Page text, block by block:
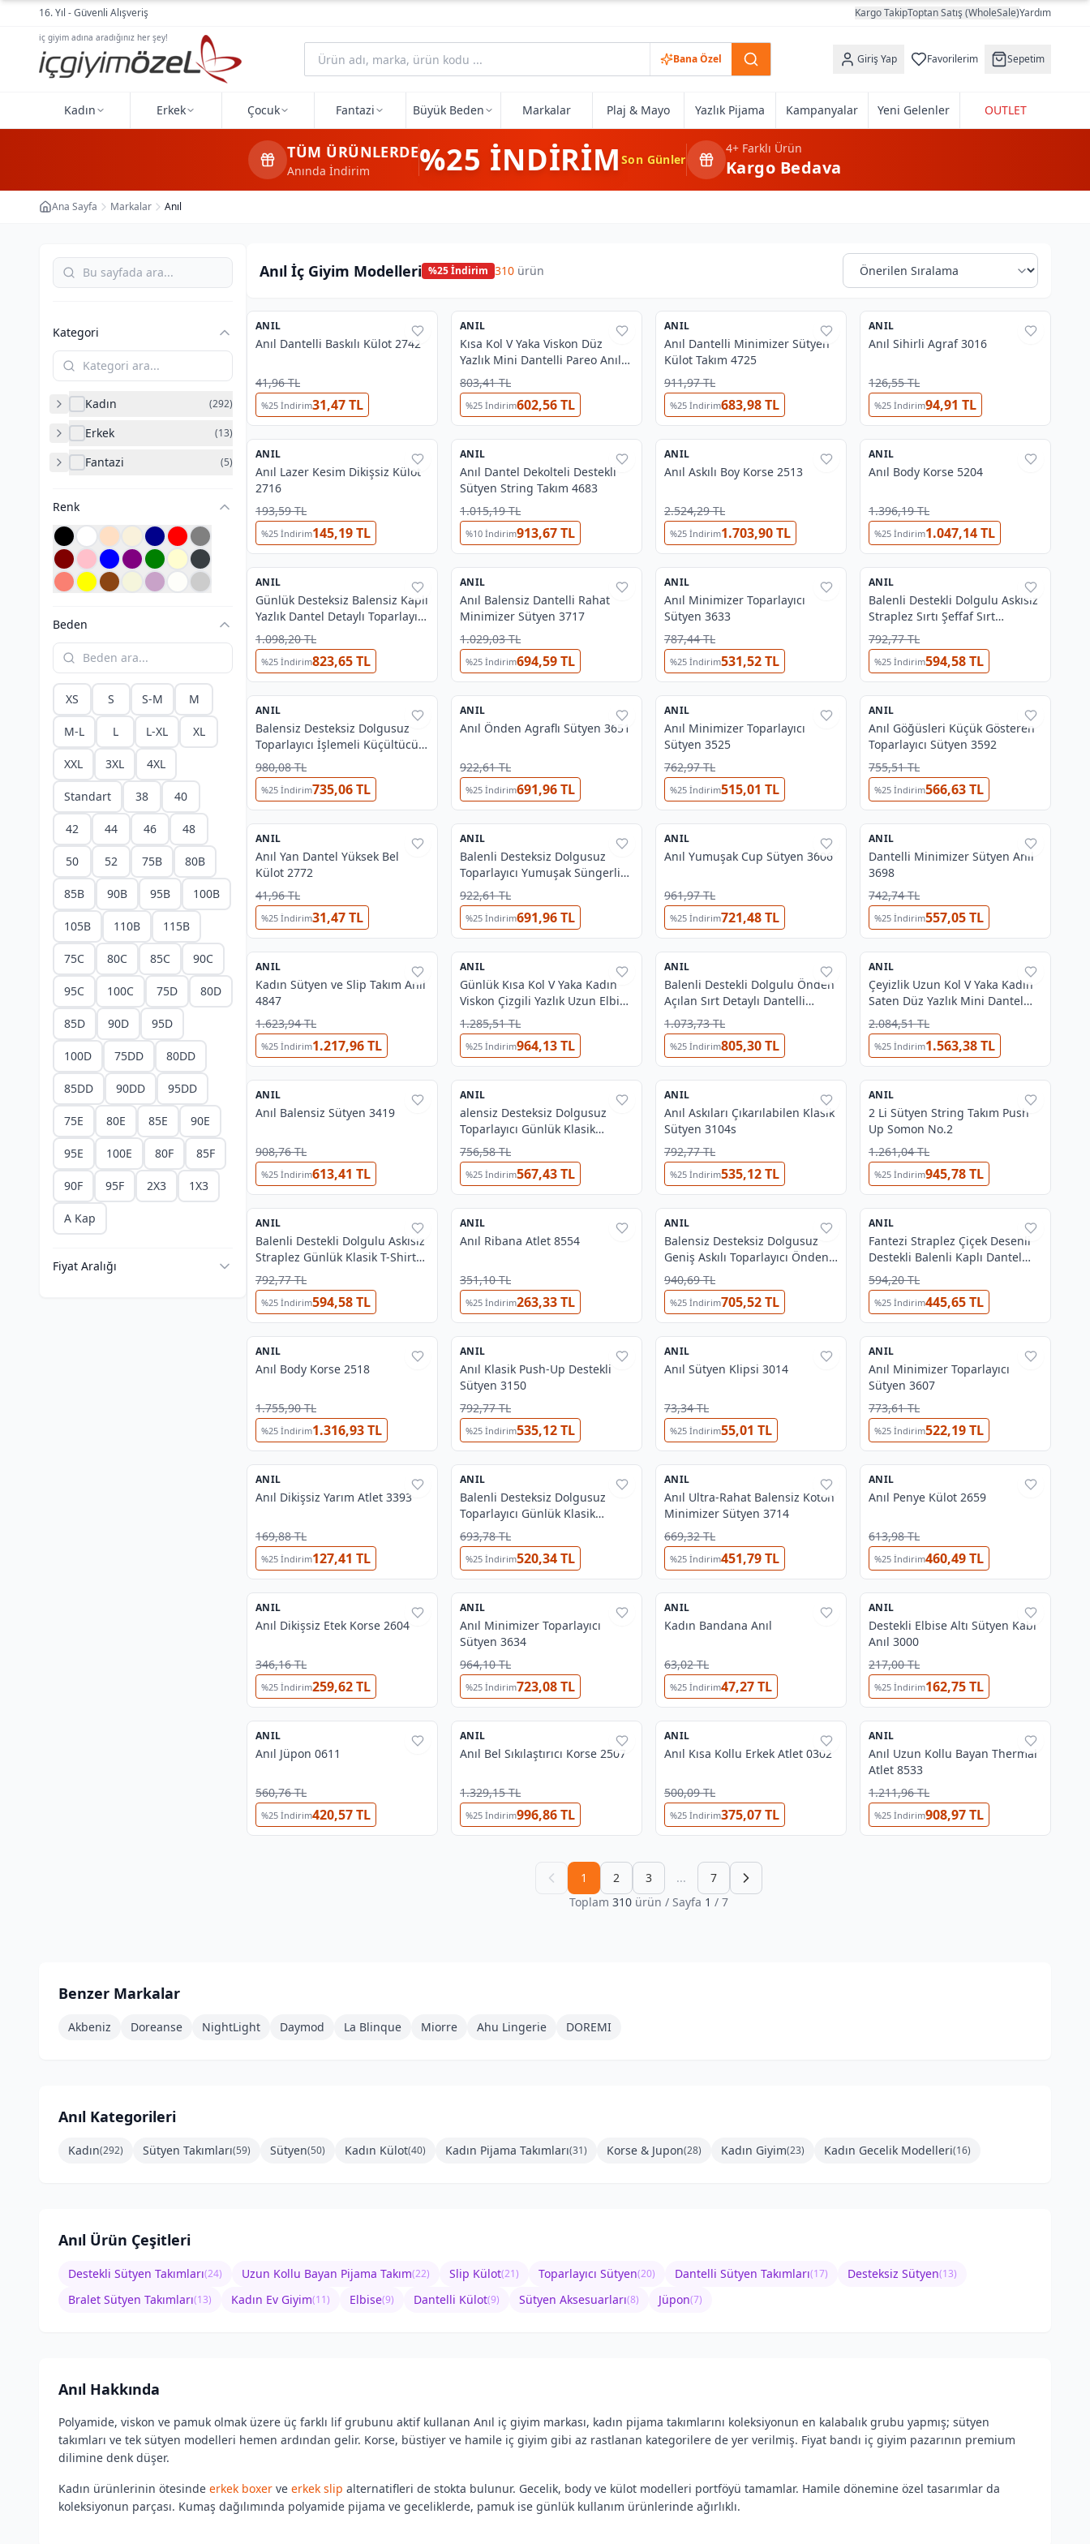
Ana içeriğe geç16. Yıl - Güvenli Alışveriş Kargo TakipToptan Satış (WholeSale)Yardım
iç giyim adına aradığınız her şey!
Bana Özel Giriş Yap Favorilerim Sepetim
Kadın Erkek Çocuk Fantazi Büyük Beden Markalar Plaj & Mayo Yazlık Pijama Kampanyalar Yeni Gelenler OUTLET
TÜM ÜRÜNLERDE
Anında İndirim %25 İNDİRİMSon Günler
4+Farklı Ürün
Kargo Bedava
Ana Sayfa Markalar Anıl
Kategori
Kadın (292)
Erkek (13)
Fantazi (5)
Renk
Beden
XS S S-M M
M-L L L-XL XL
XXL 3XL 4XL
Standart 38 40
42 44 46 48
50 52 75B 80B
85B 90B 95B 100B
105B 110B 115B
75C 80C 85C 90C
95C 100C 75D 80D
85D 90D 95D
100D 75DD 80DD
85DD 90DD 95DD
75E 80E 85E 90E
95E 100E 80F 85F
90F 95F 2X3 1X3
A Kap
Fiyat Aralığı
Anıl İç Giyim Modelleri %25İndirim 310 ürün
Sıralama
Ürün Listesi
%38
ANIL
Anıl Dantelli Baskılı Külot 2742
41,96 TL
%25 İndirim31,47 TL
%38
ANIL
Kısa Kol V Yaka Viskon Düz
Yazlık Mini Dantelli Pareo Anıl
5760
803,41 TL
%25 İndirim602,56 TL
%38
ANIL
Anıl Dantelli Minimizer Sütyen
Külot Takım 4725
911,97 TL
%25 İndirim683,98 TL
%38
ANIL
Anıl Sihirli Agraf 3016
126,55 TL
%25 İndirim94,91 TL
%38
3
ANIL
Anıl Lazer Kesim Dikişsiz Külot
2716
193,59 TL
%25 İndirim145,19 TL
%26
⚡Flash
3
ANIL
Anıl Dantel Dekolteli Destekli
Sütyen String Takım 4683
1.015,19 TL
%10 İndirim913,67 TL
%44
OUTLET
2
ANIL
Anıl Askılı Boy Korse 2513
2.524,29 TL
%25 İndirim1.703,90 TL
%38
3
ANIL
Anıl Body Korse 5204
1.396,19 TL
%25 İndirim1.047,14 TL
%38
2
ANIL
Günlük Desteksiz Balensiz Kaplı
Yazlık Dantel Detaylı Toparlayıcı
Sütyen Anıl 3803
1.098,20 TL
%25 İndirim823,65 TL
%44
OUTLET
3
ANIL
Anıl Balensiz Dantelli Rahat
Minimizer Sütyen 3717
1.029,03 TL
%25 İndirim694,59 TL
%44
OUTLET
3
ANIL
Anıl Minimizer Toparlayıcı
Sütyen 3633
787,44 TL
%25 İndirim531,52 TL
%38
3
ANIL
Balenli Destekli Dolgulu Askısız
Straplez Sırtı Şeffaf Sırt
Dekoltesi Sütyeni Anıl 3689
792,77 TL
%25 İndirim594,58 TL
%38
2
ANIL
Balensiz Desteksiz Dolgusuz
Toparlayıcı İşlemeli Küçültücü
Sütyen Anıl 3776
980,08 TL
%25 İndirim735,06 TL
%38
3
ANIL
Anıl Önden Agraflı Sütyen 3651
922,61 TL
%25 İndirim691,96 TL
%44
OUTLET
3
ANIL
Anıl Minimizer Toparlayıcı
Sütyen 3525
762,97 TL
%25 İndirim515,01 TL
%38
5
ANIL
Anıl Göğüsleri Küçük Gösteren
Toparlayıcı Sütyen 3592
755,51 TL
%25 İndirim566,63 TL
%38
ANIL
Anıl Yan Dantel Yüksek Bel
Külot 2772
41,96 TL
%25 İndirim31,47 TL
%38
3
ANIL
Balenli Desteksiz Dolgusuz
Toparlayıcı Yumuşak Süngerli
Günlük Klasik Küçültücü Sütyen
Anıl 3777
922,61 TL
%25 İndirim691,96 TL
%38
5
ANIL
Anıl Yumuşak Cup Sütyen 3606
961,97 TL
%25 İndirim721,48 TL
%38
ANIL
Dantelli Minimizer Sütyen Anıl
3698
742,74 TL
%25 İndirim557,05 TL
%38
ANIL
Kadın Sütyen ve Slip Takım Anıl
4847
1.623,94 TL
%25 İndirim1.217,96 TL
%38
ANIL
Günlük Kısa Kol V Yaka Kadın
Viskon Çizgili Yazlık Uzun Elbise
Anıl 5751
1.285,51 TL
%25 İndirim964,13 TL
%38
ANIL
Balenli Destekli Dolgulu Önden
Açılan Sırt Detaylı Dantelli
Sütyen ve Slip Takım Anıl 4792
1.073,73 TL
%25 İndirim805,30 TL
%38
ANIL
Çeyizlik Uzun Kol V Yaka Kadın
Saten Düz Yazlık Mini Dantel
Detaylı Sabahlık Anıl 5784
2.084,51 TL
%25 İndirim1.563,38 TL
%44
OUTLET
3
ANIL
Anıl Balensiz Sütyen 3419
908,76 TL
%25 İndirim613,41 TL
%38
3
ANIL
alensiz Desteksiz Dolgusuz
Toparlayıcı Günlük Klasik
Küçültücü Sütyen Anıl 3125
756,58 TL
%25 İndirim567,43 TL
%44
OUTLET
3
ANIL
Anıl Askıları Çıkarılabilen Klasik
Sütyen 3104s
792,77 TL
%25 İndirim535,12 TL
%38
ANIL
2 Li Sütyen String Takım Push
Up Somon No.2
1.261,04 TL
%25 İndirim945,78 TL
%38
3
ANIL
Balenli Destekli Dolgulu Askısız
Straplez Günlük Klasik T-Shirt
Sütyeni Anıl 3241
792,77 TL
%25 İndirim594,58 TL
%38
3
ANIL
Anıl Ribana Atlet 8554
351,10 TL
%25 İndirim263,33 TL
%38
2
ANIL
Balensiz Desteksiz Dolgusuz
Geniş Askılı Toparlayıcı Önden
Açılan Sırt Destekli Küçültücü
Sütyen Anıl 3775
940,69 TL
%25 İndirim705,52 TL
%38
ANIL
Fantezi Straplez Çiçek Desenli
Destekli Balenli Kaplı Dantel
Detaylı Sütyen String Takım İç
Çamaşırı Takımı Anıl 4835
594,20 TL
%25 İndirim445,65 TL
%38
2
ANIL
Anıl Body Korse 2518
1.755,90 TL
%25 İndirim1.316,93 TL
%44
OUTLET
3
ANIL
Anıl Klasik Push-Up Destekli
Sütyen 3150
792,77 TL
%25 İndirim535,12 TL
%38
ANIL
Anıl Sütyen Klipsi 3014
73,34 TL
%25 İndirim55,01 TL
%44
OUTLET
3
ANIL
Anıl Minimizer Toparlayıcı
Sütyen 3607
773,61 TL
%25 İndirim522,19 TL
%38
3
ANIL
Anıl Dikişsiz Yarım Atlet 3393
169,88 TL
%25 İndirim127,41 TL
%38
2
ANIL
Balenli Desteksiz Dolgusuz
Toparlayıcı Günlük Klasik
Dantelli Küçültücü Sütyen Anıl
3215
693,78 TL
%25 İndirim520,34 TL
%44
OUTLET
3
ANIL
Anıl Ultra-Rahat Balensiz Koton
Minimizer Sütyen 3714
669,32 TL
%25 İndirim451,79 TL
%38
ANIL
Anıl Penye Külot 2659
613,98 TL
%25 İndirim460,49 TL
%38
3
ANIL
Anıl Dikişsiz Etek Korse 2604
346,16 TL
%25 İndirim259,62 TL
%38
2
ANIL
Anıl Minimizer Toparlayıcı
Sütyen 3634
964,10 TL
%25 İndirim723,08 TL
%25
3
ANIL
Kadın Bandana Anıl
63,02 TL
%25 İndirim47,27 TL
%38
3
ANIL
Destekli Elbise Altı Sütyen Kabı
Anıl 3000
217,00 TL
%25 İndirim162,75 TL
%38
3
ANIL
Anıl Jüpon 0611
560,76 TL
%25 İndirim420,57 TL
%38
2
ANIL
Anıl Bel Sıkılaştırıcı Korse 2507
1.329,15 TL
%25 İndirim996,86 TL
%38
ANIL
Anıl Kısa Kollu Erkek Atlet 0302
500,09 TL
%25 İndirim375,07 TL
%38
2
ANIL
Anıl Uzun Kollu Bayan Thermal
Atlet 8533
1.211,96 TL
%25 İndirim908,97 TL
1 2 3 ...
7
Toplam 310 ürün / Sayfa 1 / 7
Benzer Markalar
Akbeniz Doreanse NightLight Daymod La Blinque Miorre Ahu Lingerie DOREMI
Anıl Kategorileri
Kadın(292) Sütyen Takımları(59) Sütyen(50) Kadın Külot(40) Kadın Pijama Takımları(31) Korse & Jupon(28) Kadın Giyim(23) Kadın Gecelik Modelleri(16)
Anıl Ürün Çeşitleri
Destekli Sütyen Takımları(24) Uzun Kollu Bayan Pijama Takım(22) Slip Külot(21) Toparlayıcı Sütyen(20) Dantelli Sütyen Takımları(17) Desteksiz Sütyen(13)
Bralet Sütyen Takımları(13) Kadın Ev Giyim(11) Elbise(9) Dantelli Külot(9) Sütyen Aksesuarları(8) Jüpon(7)
Anıl Hakkında
Polyamide, viskon ve pamuk olmak üzere üç farklı lif grubunu aktif kullanan Anıl iç giyim markası, kadın pijama takımlarını koleksiyonun en kalabalık grubu yapmış; sütyen
takımları ve tek sütyen modelleri hemen ardından gelir. Korse, büstiyer ve hamile iç giyim gibi az rastlanan kategorilere de yer verilmiş. Fiyat bandı iç giyim pazarının premium
dilimine denk düşer.
Kadın ürünlerinin ötesinde erkek boxer ve erkek slip alternatifleri de stokta bulunur. Gecelik, body ve külot modelleri portföyü tamamlar. Hamile dönemine özel tasarımlar da
koleksiyonun parçası. Kumaş dağılımında polyamide pijama ve geceliklerde, pamuk ise günlük kullanım ürünlerinde ağırlıklı.